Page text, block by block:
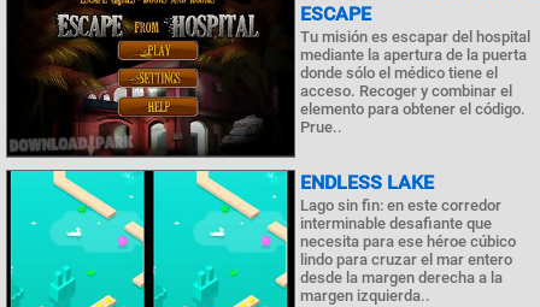
ESCAPE
Tu misión es escapar del hospital
mediante la apertura de la puerta
donde sólo el médico tiene el
acceso. Recoger y combinar el
elemento para obtener el código.
Prue..
ENDLESS LAKE
Lago sin fin: en este corredor
interminable desafiante que
necesita para ese héroe cúbico
lindo para cruzar el mar entero
desde la margen derecha a la
margen izquierda..